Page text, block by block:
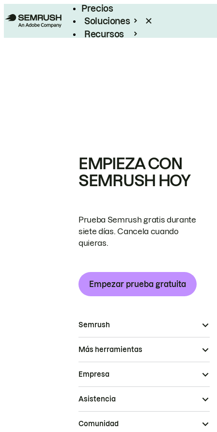
Precios
Soluciones
Recursos
EMPIEZA CON
SEMRUSH HOY
Prueba Semrush gratis durante
siete días. Cancela cuando
quieras.
Empezar prueba gratuita
Semrush
Más herramientas
Empresa
Asistencia
Comunidad